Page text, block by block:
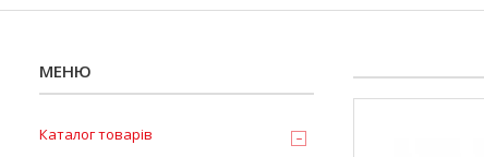
Каталог товарів